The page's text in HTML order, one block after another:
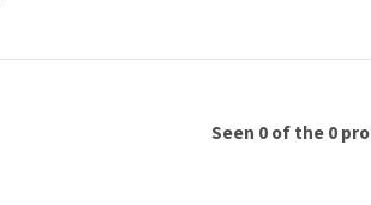
Seen 0 of the 0